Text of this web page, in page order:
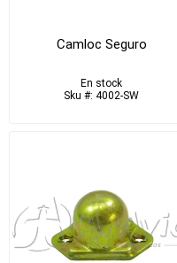
Camloc Seguro
En stock
Sku #: 4002-SW